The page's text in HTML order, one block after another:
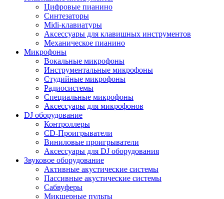
Цифровые пианино
Синтезаторы
Midi-клавиатуры
Аксессуары для клавишных инструментов
Механическое пианино
Микрофоны
Вокальные микрофоны
Инструментальные микрофоны
Студийные микрофоны
Радиосистемы
Специальные микрофоны
Аксессуары для микрофонов
DJ оборудование
Контроллеры
CD-Проигрыватели
Виниловые проигрыватели
Аксессуары для DJ оборудования
Звуковое оборудование
Активные акустические системы
Пассивные акустические системы
Сабвуферы
Микшерные пульты